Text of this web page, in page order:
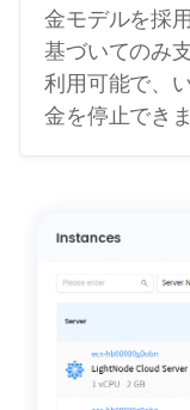
金モデルを採
基づいてのみ
利用可能で、
金を停止できま